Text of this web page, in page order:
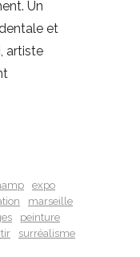
Un
et
artiste
expo
marseille
peinture
surréalisme